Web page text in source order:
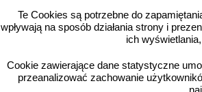
Te Cookies są potrzebne do
wpływają na sposób działania strony i
ich
Cookie zawierające dane statystyczne
przeanalizować zachowanie
od 3,23 zł